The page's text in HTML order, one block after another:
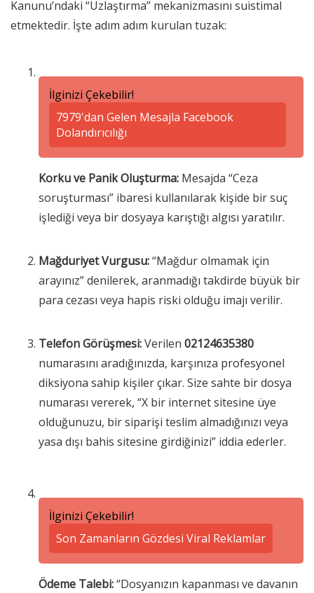
Kanunu’ndaki “Uzlaştırma” mekanizmasını suistimal
etmektedir. İşte adım adım kurulan tuzak:
İlginizi Çekebilir!
7979'dan Gelen Mesajla Facebook
Dolandırıcılığı
Korku ve Panik Oluşturma: Mesajda “Ceza
soruşturması” ibaresi kullanılarak kişide bir suç
işlediği veya bir dosyaya karıştığı algısı yaratılır.
Mağduriyet Vurgusu:“Mağdur olmamak için
arayınız” denilerek, aranmadığı takdirde büyük bir
para cezası veya hapis riski olduğu imajı verilir.
Telefon Görüşmesi:Verilen 02124635380
numarasını aradığınızda, karşınıza profesyonel
diksiyona sahip kişiler çıkar. Size sahte bir dosya
numarası vererek, “X bir internet sitesine üye
olduğunuzu, bir siparişi teslim almadığınızı veya
yasa dışı bahis sitesine girdiğinizi” iddia ederler.
İlginizi Çekebilir!
Son Zamanların Gözdesi Viral Reklamlar
Ödeme Talebi:“Dosyanızın kapanması ve davanın